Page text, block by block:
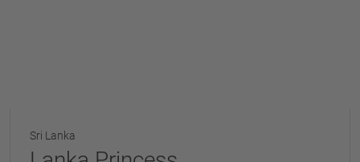
Sri Lanka